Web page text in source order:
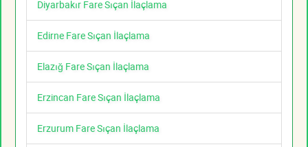
Diyarbakır Fare Sıçan İlaçlama
Edirne Fare Sıçan İlaçlama
Elazığ Fare Sıçan İlaçlama
Erzincan Fare Sıçan İlaçlama
Erzurum Fare Sıçan İlaçlama